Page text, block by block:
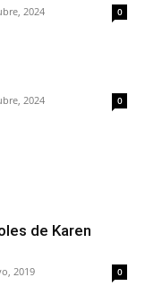
2024 0
2024 0
de Karen
2019 0